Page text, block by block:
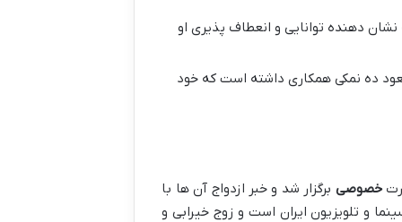
دهنده توانایی و انعطاف پذیری او
ده نمکی همکاری داشته است که خود
خصوصی برگزار شد و خبر ازدواج آن ها با
و تلویزیون ایران است و زوج خیرابی و